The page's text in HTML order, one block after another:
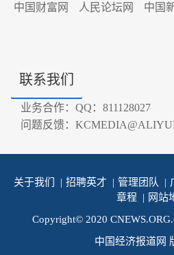
中国财富网
人民论坛网 中国
联系我们
业务合作：QQ：811128027
问题反馈：
关于我们 | 招聘英才 | 管理团队 |
章程 | 网站
Copyright© 2020
中国经济报道网